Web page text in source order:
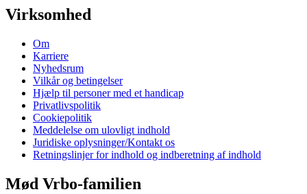
Virksomhed
Om
Karriere
Nyhedsrum
Vilkår og betingelser
Hjælp til personer med et handicap
Privatlivspolitik
Cookiepolitik
Meddelelse om ulovligt indhold
Juridiske oplysninger/Kontakt os
Retningslinjer for indhold og indberetning af indhold
Mød Vrbo-familien